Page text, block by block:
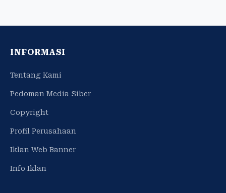
INFORMASI
Tentang Kami
Pedoman Media Siber
Copyright
Profil Perusahaan
Iklan Web Banner
Info Iklan